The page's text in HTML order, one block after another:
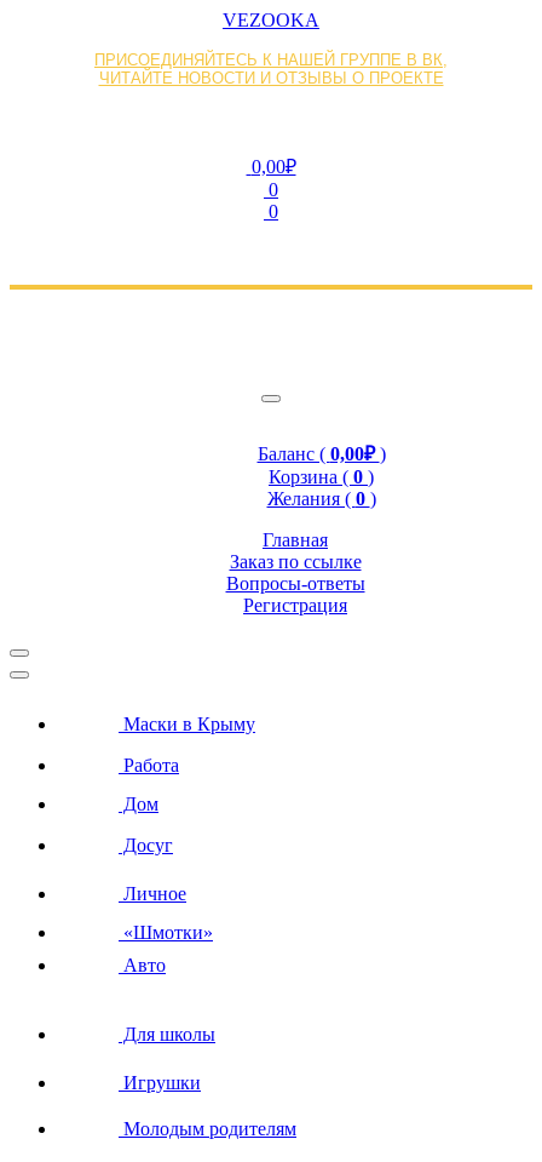
VEZOOKA
ПРИСОЕДИНЯЙТЕСЬ К НАШЕЙ ГРУППЕ В ВК,
ЧИТАЙТЕ НОВОСТИ И ОТЗЫВЫ О ПРОЕКТЕ
0,00₽
0
0
Баланс ( 0,00₽)
Корзина ( 0 )
Желания ( 0 )
Главная
Заказ по ссылке
Вопросы-ответы
Регистрация
Маски в Крыму
Работа
Дом
Досуг
Личное
«Шмотки»
Авто
Для школы
Игрушки
Молодым родителям